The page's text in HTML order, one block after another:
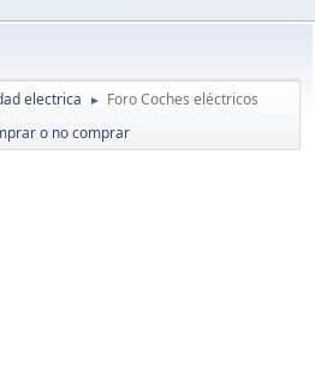
electrica ► Foro Coches eléctricos
o no comprar